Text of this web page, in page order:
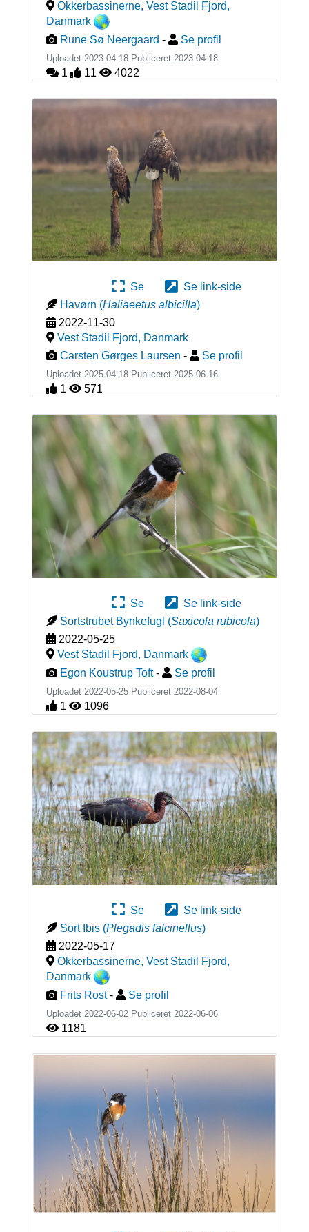
Okkerbassinerne, Vest Stadil Fjord,
Danmark
Rune Sø Neergaard - Se profil
Uploadet 2023-04-18 Publiceret 2023-04-18
1 11 4022
Se
Se link-side
Havørn (Haliaeetus albicilla)
2022-11-30
Vest Stadil Fjord, Danmark
Carsten Gørges Laursen - Se profil
Uploadet 2025-04-18 Publiceret 2025-06-16
1 571
Se
Se link-side
Sortstrubet Bynkefugl (Saxicola rubicola)
2022-05-25
Vest Stadil Fjord, Danmark
Egon Koustrup Toft - Se profil
Uploadet 2022-05-25 Publiceret 2022-08-04
1 1096
Se
Se link-side
Sort Ibis (Plegadis falcinellus)
2022-05-17
Okkerbassinerne, Vest Stadil Fjord,
Danmark
Frits Rost - Se profil
Uploadet 2022-06-02 Publiceret 2022-06-06
1181